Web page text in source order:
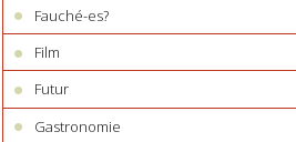
Fauché-es?
Film
Futur
Gastronomie